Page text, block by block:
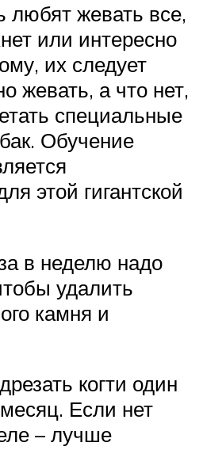
жевать все,
или интересно
их следует
жевать, а что нет,
специальные
Обучение
этой гигантской
в неделю надо
удалить
камня и
когти один
Если нет
– лучше